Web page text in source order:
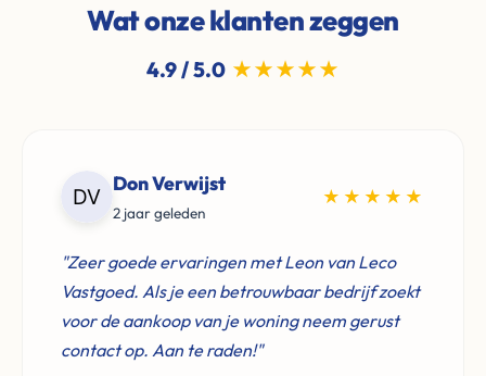
Wat onze klanten zeggen
4.9 / 5.0 ★★★★★
Don Verwijst
2 jaar geleden
★★★★★
"Zeer goede ervaringen met Leon van Leco
Vastgoed. Als je een betrouwbaar bedrijf zoekt
voor de aankoop van je woning neem gerust
contact op. Aan te raden!"